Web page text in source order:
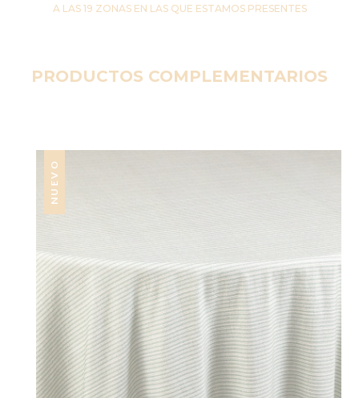
A LAS 19 ZONAS EN LAS QUE ESTAMOS PRESENTES
PRODUCTOS COMPLEMENTARIOS
NUEVO